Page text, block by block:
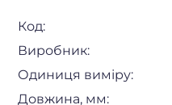
Код:
Виробник:
Одиниця виміру:
Довжина, мм: